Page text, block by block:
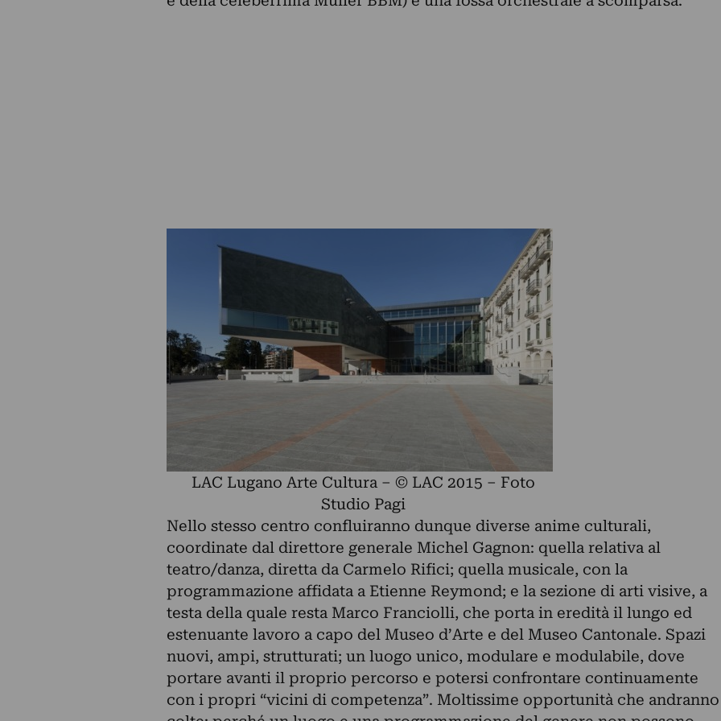
LAC Lugano Arte Cultura – © LAC 2015 – Foto
Studio Pagi
Nello stesso centro confluiranno dunque diverse anime culturali,
coordinate dal direttore generale Michel Gagnon: quella relativa al
teatro/danza, diretta da Carmelo Rifici; quella musicale, con la
programmazione affidata a Etienne Reymond; e la sezione di arti visive, a
testa della quale resta Marco Franciolli, che porta in eredità il lungo ed
estenuante lavoro a capo del Museo d’Arte e del Museo Cantonale. Spazi
nuovi, ampi, strutturati; un luogo unico, modulare e modulabile, dove
portare avanti il proprio percorso e potersi confrontare continuamente
con i propri “vicini di competenza”. Moltissime opportunità che andranno